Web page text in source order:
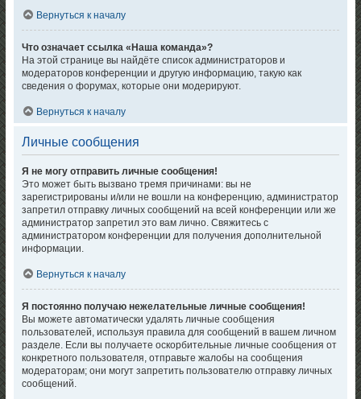
Вернуться к началу
Что означает ссылка «Наша команда»?
На этой странице вы найдёте список администраторов и
модераторов конференции и другую информацию, такую как
сведения о форумах, которые они модерируют.
Вернуться к началу
Личные сообщения
Я не могу отправить личные сообщения!
Это может быть вызвано тремя причинами: вы не
зарегистрированы и/или не вошли на конференцию, администратор
запретил отправку личных сообщений на всей конференции или же
администратор запретил это вам лично. Свяжитесь с
администратором конференции для получения дополнительной
информации.
Вернуться к началу
Я постоянно получаю нежелательные личные сообщения!
Вы можете автоматически удалять личные сообщения
пользователей, используя правила для сообщений в вашем личном
разделе. Если вы получаете оскорбительные личные сообщения от
конкретного пользователя, отправьте жалобы на сообщения
модераторам; они могут запретить пользователю отправку личных
сообщений.